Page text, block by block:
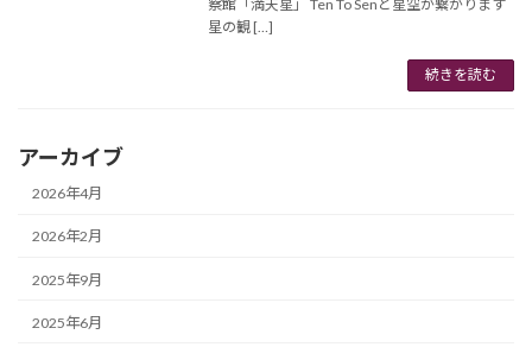
察館「満天星」 Ten To Senと星空が繋がります
星の観 […]
続きを読む
アーカイブ
2026年4月
2026年2月
2025年9月
2025年6月